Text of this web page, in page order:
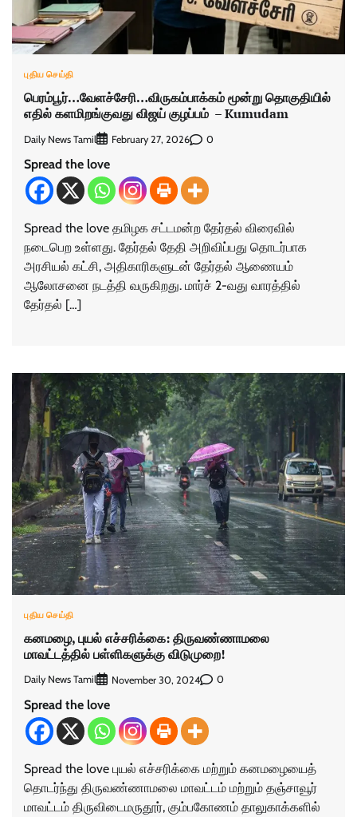
புதிய செய்தி
பெரம்பூர்…வேளச்சேரி…விருகம்பாக்கம் மூன்று தொகுதியில்
எதில் களமிறங்குவது விஜய் குழப்பம் – Kumudam
Daily News Tamil February 27, 2026 0
Spread the love
Spread the love தமிழக சட்டமன்ற தேர்தல் விரைவில்
நடைபெற உள்ளது. தேர்தல் தேதி அறிவிப்பது தொடர்பாக
அரசியல் கட்சி, அதிகாரிகளுடன் தேர்தல் ஆணையம்
ஆலோசனை நடத்தி வருகிறது. மார்ச் 2-வது வாரத்தில்
தேர்தல் […]
புதிய செய்தி
கனமழை, புயல் எச்சரிக்கை: திருவண்ணாமலை
மாவட்டத்தில் பள்ளிகளுக்கு விடுமுறை!
Daily News Tamil November 30, 2024 0
Spread the love
Spread the love புயல் எச்சரிக்கை மற்றும் கனமழையைத்
தொடர்ந்து திருவண்ணாமலை மாவட்டம் மற்றும் தஞ்சாவூர்
மாவட்டம் திருவிடைமருதூர், கும்பகோணம் தாலுகாக்களில்